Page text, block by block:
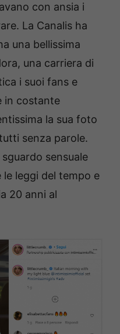
con ansia i
La Canalis ha
una bellissima
una carriera di
i suoi fans e
in costante
la sua foto
senza parole.
sensuale
leggi del tempo e
20 anni al